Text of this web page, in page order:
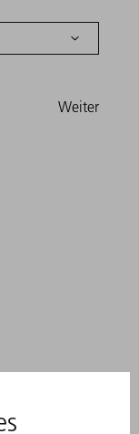
Weiter